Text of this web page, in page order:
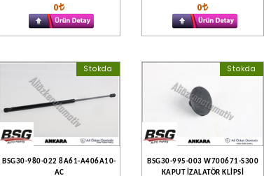
0 0
Stokda
BSG30-980-022 8A61-A406A10-
AC
Stokda
BSG30-995-003 W700671-S300
KAPUT İZALATÖR KLİPSİ